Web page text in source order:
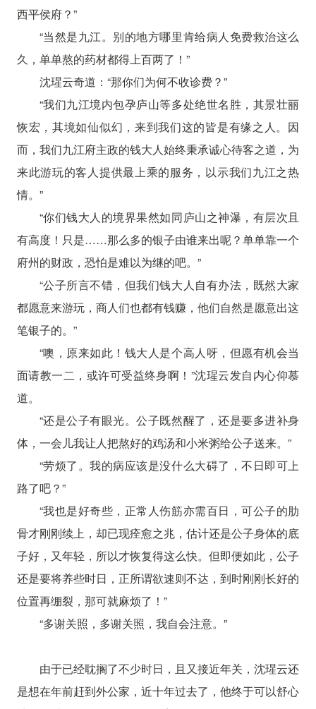
西平侯府？”
“当然是九江。别的地方哪里肯给病人免费救治这么
久，单单熬的药材都得上百两了！”
沈瑆云奇道：“那你们为何不收诊费？”
“我们九江境内包孕庐山等多处绝世名胜，其景壮丽
恢宏，其境如仙似幻，来到我们这的皆是有缘之人。因
而，我们九江府主政的钱大人始终秉承诚心待客之道，为
来此游玩的客人提供最上乘的服务，以示我们九江之热
情。”
“你们钱大人的境界果然如同庐山之神瀑，有层次且
有高度！只是……那么多的银子由谁来出呢？单单靠一个
府州的财政，恐怕是难以为继的吧。”
“公子所言不错，但我们钱大人自有办法，既然大家
都愿意来游玩，商人们也都有钱赚，他们自然是愿意出这
笔银子的。”
“噢，原来如此！钱大人是个高人呀，但愿有机会当
面请教一二，或许可受益终身啊！”沈瑆云发自内心仰慕
道。
“还是公子有眼光。公子既然醒了，还是要多进补身
体，一会儿我让人把熬好的鸡汤和小米粥给公子送来。”
“劳烦了。我的病应该是没什么大碍了，不日即可上
路了吧？”
“我也是好奇些，正常人伤筋亦需百日，可公子的肋
骨才刚刚续上，却已现痊愈之兆，估计还是公子身体的底
子好，又年轻，所以才恢复得这么快。但即便如此，公子
还是要将养些时日，正所谓欲速则不达，到时刚刚长好的
位置再绷裂，那可就麻烦了！”
“多谢关照，多谢关照，我自会注意。”
由于已经耽搁了不少时日，且又接近年关，沈瑆云还
是想在年前赶到外公家，近十年过去了，他终于可以舒心